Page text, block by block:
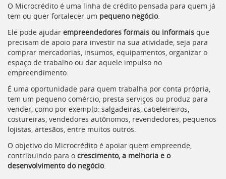
Portal
de
Serviços
[]
Ir
para
a
de
secretarias
[]
Ir
para
a
página
de
O Microcrédito é uma linha de crédito pensada para quem já
tem ou quer fortalecer um pequeno negócio.
Ele pode ajudar empreendedores formais ou informais que
precisam de apoio para investir na sua atividade, seja para
comprar mercadorias, insumos, equipamentos, organizar o
espaço de trabalho ou dar aquele impulso no
empreendimento.
É uma oportunidade para quem trabalha por conta própria,
tem um pequeno comércio, presta serviços ou produz para
vender, como por exemplo: salgadeiras, cabeleireiros,
costureiras, vendedores autônomos, revendedores, pequenos
lojistas, artesãos, entre muitos outros.
O objetivo do Microcrédito é apoiar quem empreende,
contribuindo para o crescimento, a melhoria e o
desenvolvimento do negócio.